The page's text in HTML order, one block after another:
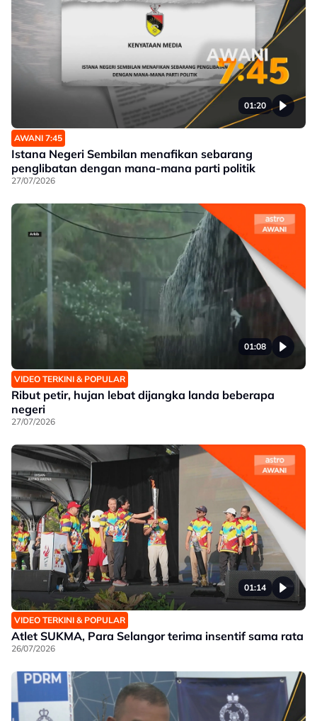
01:20
AWANI 7:45
Istana Negeri Sembilan menafikan sebarang
penglibatan dengan mana-mana parti politik
27/07/2026
01:08
VIDEO TERKINI & POPULAR
Ribut petir, hujan lebat dijangka landa beberapa
negeri
27/07/2026
01:14
VIDEO TERKINI & POPULAR
Atlet SUKMA, Para Selangor terima insentif sama rata
26/07/2026